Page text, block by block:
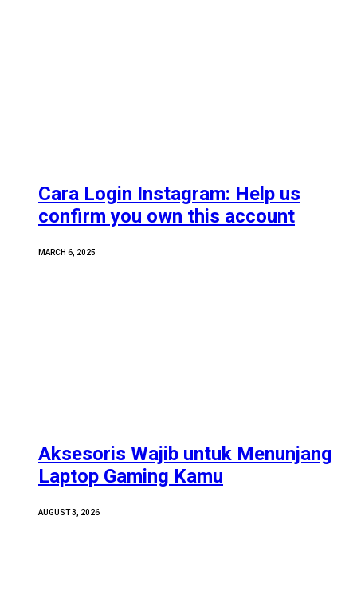
Cara Login Instagram: Help us
confirm you own this account
MARCH 6, 2025
Aksesoris Wajib untuk Menunjang
Laptop Gaming Kamu
AUGUST 3, 2026